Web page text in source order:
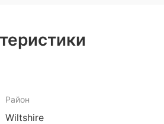
Район
Wiltshire